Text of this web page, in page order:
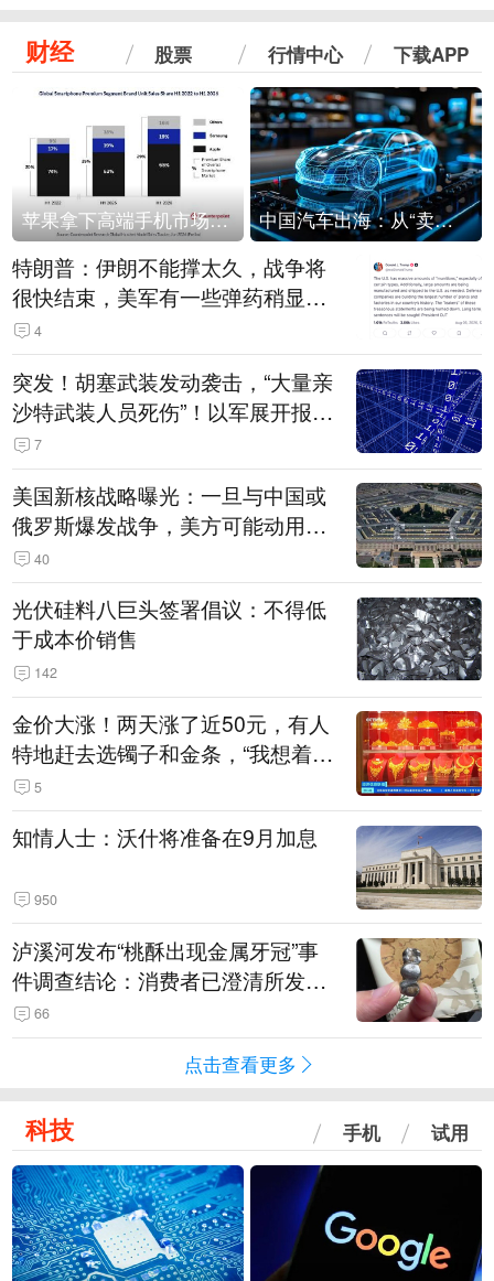
财经 股票 行情中心 下载APP
苹果拿下高端手机市场65%的份额：iPhone 17系列功不可没 中国汽车出海：从“卖出去”到“走进去”
特朗普：伊朗不能撑太久，战争将
很快结束，美军有一些弹药稍显紧
张！伊朗公布拟议的海峡管理文本
4
突发！胡塞武装发动袭击，“大量亲
沙特武装人员死伤”！以军展开报复
性空袭
7
美国新核战略曝光：一旦与中国或
俄罗斯爆发战争，美方可能动用战
术核武器
40
光伏硅料八巨头签署倡议：不得低
于成本价销售
142
金价大涨！两天涨了近50元，有人
特地赶去选镯子和金条，“我想着买
起来可以保值，小批量进一些货”
5
知情人士：沃什将准备在9月加息
950
泸溪河发布“桃酥出现金属牙冠”事
件调查结论：消费者已澄清所发视
频情况不属实
66
点击查看更多
科技 手机 试用